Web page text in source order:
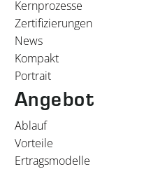
Kernprozesse
Zertifizierungen
News
Kompakt
Portrait
Angebot
Ablauf
Vorteile
Ertragsmodelle